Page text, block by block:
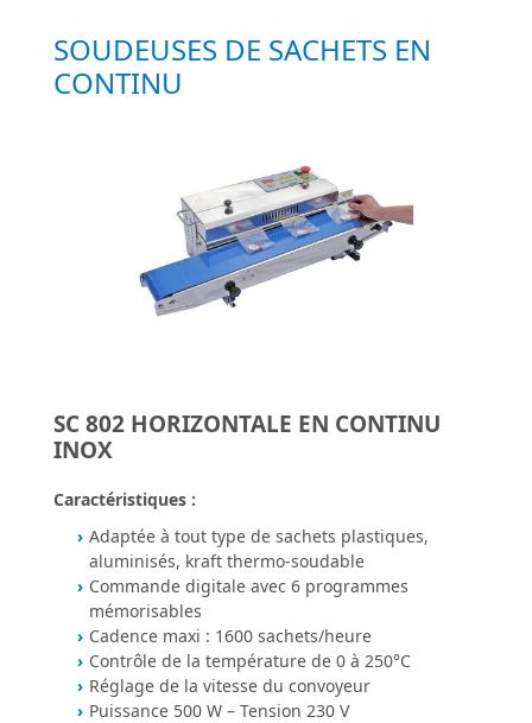
SOUDEUSES DE SACHETS EN
CONTINU
SC 802 HORIZONTALE EN CONTINU
INOX
Caractéristiques :
Adaptée à tout type de sachets plastiques,
aluminisés, kraft thermo-soudable
Commande digitale avec 6 programmes
mémorisables
Cadence maxi : 1600 sachets/heure
Contrôle de la température de 0 à 250°C
Réglage de la vitesse du convoyeur
Puissance 500 W – Tension 230 V